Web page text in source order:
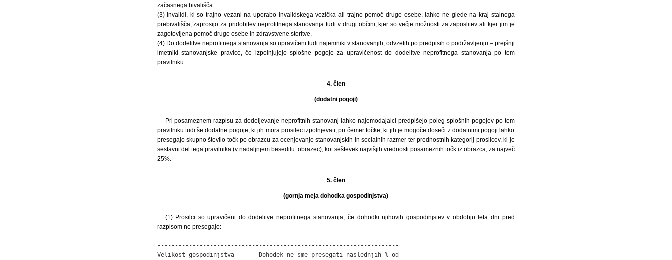
začasnega bivališča.
(3) Invalidi, ki so trajno vezani na uporabo invalidskega vozička ali trajno pomoč druge osebe, lahko ne glede na kraj stalnega
prebivališča, zaprosijo za pridobitev neprofitnega stanovanja tudi v drugi občini, kjer so večje možnosti za zaposlitev ali kjer jim je
zagotovljena pomoč druge osebe in zdravstvene storitve.
(4) Do dodelitve neprofitnega stanovanja so upravičeni tudi najemniki v stanovanjih, odvzetih po predpisih o podržavljenju – prejšnji
imetniki stanovanjske pravice, če izpolnjujejo splošne pogoje za upravičenost do dodelitve neprofitnega stanovanja po tem
pravilniku.
4. člen
(dodatni pogoji)
Pri posameznem razpisu za dodeljevanje neprofitnih stanovanj lahko najemodajalci predpišejo poleg splošnih pogojev po tem
pravilniku tudi še dodatne pogoje, ki jih mora prosilec izpolnjevati, pri čemer točke, ki jih je mogoče doseči z dodatnimi pogoji lahko
presegajo skupno število točk po obrazcu za ocenjevanje stanovanjskih in socialnih razmer ter prednostnih kategorij prosilcev, ki je
sestavni del tega pravilnika (v nadaljnjem besedilu: obrazec), kot seštevek najvišjih vrednosti posameznih točk iz obrazca, za največ
25%.
5. člen
(gornja meja dohodka gospodinjstva)
(1) Prosilci so upravičeni do dodelitve neprofitnega stanovanja, če dohodki njihovih gospodinjstev v obdobju leta dni pred
razpisom ne presegajo:
---------------------------------------------------------------------
Velikost gospodinjstva       Dohodek ne sme presegati naslednjih % od